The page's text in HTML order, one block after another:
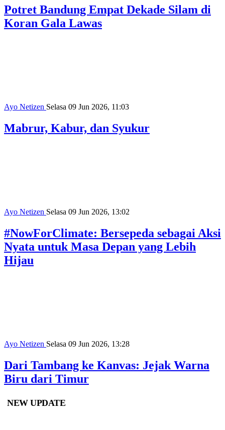
Ayo NetizenSelasa 09 Jun 2026, 13:28
Dari Tambang ke Kanvas: Jejak Warna
Dari Uang Tunai ke Sekali Klik dalam Perubahan
Digunakan Para Pecinta Alam
Kibar Sang Merah Putih pun Tak Merdeka